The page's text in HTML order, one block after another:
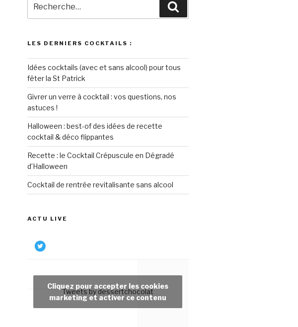
pour
:
LES DERNIERS COCKTAILS :
Idées cocktails (avec et sans alcool) pour tous
fêter la St Patrick
Givrer un verre à cocktail : vos questions, nos
astuces !
Halloween : best-of des idées de recette
cocktail & déco flippantes
Recette : le Cocktail Crépuscule en Dégradé
d’Halloween
Cocktail de rentrée revitalisante sans alcool
ACTU LIVE
Tweets by dessertchocolat
Cliquez pour accepter les cookies
marketing et activer ce contenu